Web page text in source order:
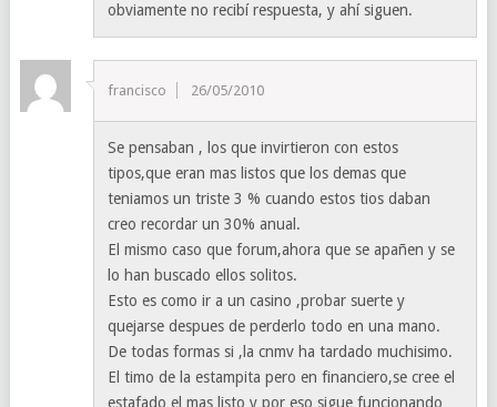
obviamente no recibí respuesta, y ahí siguen.
francisco 26/05/2010
Se pensaban , los que invirtieron con estos
tipos,que eran mas listos que los demas que
teniamos un triste 3 % cuando estos tios daban
creo recordar un 30% anual.
El mismo caso que forum,ahora que se apañen y se
lo han buscado ellos solitos.
Esto es como ir a un casino ,probar suerte y
quejarse despues de perderlo todo en una mano.
De todas formas si ,la cnmv ha tardado muchisimo.
El timo de la estampita pero en financiero,se cree el
estafado el mas listo y por eso sigue funcionando